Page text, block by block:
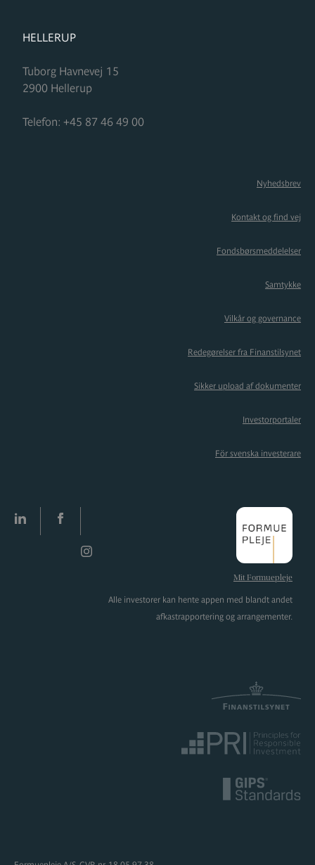
FORMUPLEJE
HELLERUP
Tuborg Havnevej 15
2900 Hellerup
Telefon: +45 87 46 49 00
Nyhedsbrev
Kontakt og find vej
Fondsbørsmeddelelser
Samtykke
Vilkår og governance
Redegørelser fra Finanstilsynet
Sikker upload af dokumenter
Investorportaler
För svenska investerare
Mit Formuepleje
Alle investorer kan hente appen med blandt andet
afkastrapportering og arrangementer.